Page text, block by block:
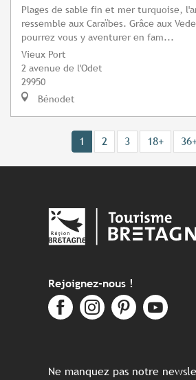
Plages de sable fin et mer turquoise,
ressemble aux Caraïbes. Grâce aux
pourrez vous y aventurer en fam...
Vieux Port
2 avenue de l'Odet
29950
Bénodet
1 2 3 18+
Rejoignez-nous !
Ne manquez pas notre